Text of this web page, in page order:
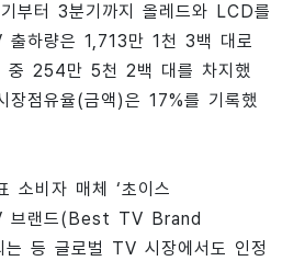
부터 3분기까지 올레드와 LCD를
하량은 1,713만 1천 3백 대로
중 254만 5천 2백 대를 차지했
장점유율(금액)은 17%를 기록했
소비자 매체 ‘초이스
브랜드(Best TV Brand
등 글로벌 TV 시장에서도 인정